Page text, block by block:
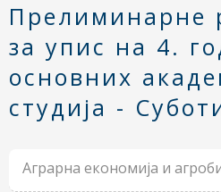
Прелиминарне
за упис на 4.
основних
студија -
Аграрна економија и